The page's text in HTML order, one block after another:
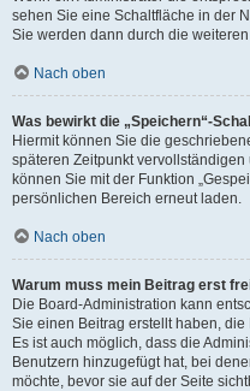
sehen Sie eine Schaltfläche in der
Sie werden dann durch die
Nach oben
Was bewirkt die „Speichern“-
Hiermit können Sie die
späteren Zeitpunkt
können Sie mit der Funktion
persönlichen Bereich erneut laden.
Nach oben
Warum muss mein Beitrag erst
Die Board-Administration kann
Sie einen Beitrag erstellt haben,
Es ist auch möglich, dass die
Benutzern hinzugefügt hat, bei
möchte, bevor sie auf der Seite